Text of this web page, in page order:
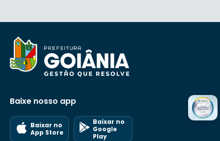
Baixe nosso app
Baixar no
App Store
Baixar no
Google
Play